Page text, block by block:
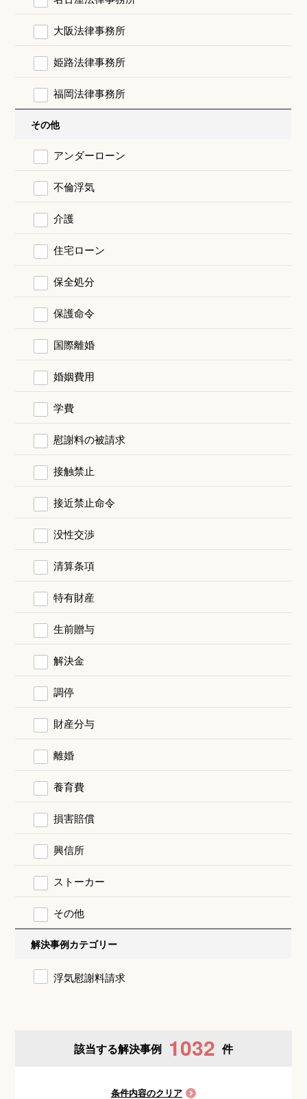
大阪法律事務所
姫路法律事務所
福岡法律事務所
その他
アンダーローン
不倫浮気
介護
住宅ローン
保全処分
保護命令
国際離婚
婚姻費用
学費
慰謝料の被請求
接触禁止
接近禁止命令
没性交渉
清算条項
特有財産
生前贈与
解決金
調停
財産分与
離婚
養育費
損害賠償
興信所
ストーカー
その他
解決事例カテゴリー
浮気慰謝料請求
該当する解決事例 1032 件
条件内容のクリア